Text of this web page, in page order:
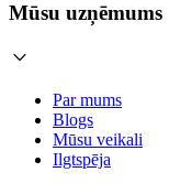
Mūsu uzņēmums
Par mums
Blogs
Mūsu veikali
Ilgtspēja